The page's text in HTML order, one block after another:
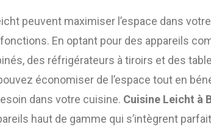
peuvent maximiser l’espace dans
En optant pour des appareils
des réfrigérateurs à tiroirs et des
économiser de l’espace tout en
dans votre cuisine. Cuisine Leicht à
haut de gamme qui s’intègrent